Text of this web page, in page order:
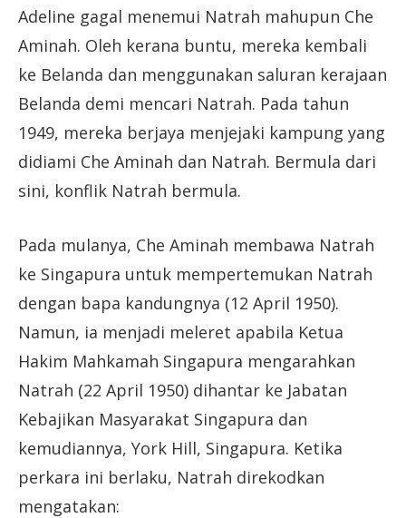
Adeline gagal menemui Natrah mahupun Che
Aminah. Oleh kerana buntu, mereka kembali
ke Belanda dan menggunakan saluran kerajaan
Belanda demi mencari Natrah. Pada tahun
1949, mereka berjaya menjejaki kampung yang
didiami Che Aminah dan Natrah. Bermula dari
sini, konflik Natrah bermula.
Pada mulanya, Che Aminah membawa Natrah
ke Singapura untuk mempertemukan Natrah
dengan bapa kandungnya (12 April 1950).
Namun, ia menjadi meleret apabila Ketua
Hakim Mahkamah Singapura mengarahkan
Natrah (22 April 1950) dihantar ke Jabatan
Kebajikan Masyarakat Singapura dan
kemudiannya, York Hill, Singapura. Ketika
perkara ini berlaku, Natrah direkodkan
mengatakan: